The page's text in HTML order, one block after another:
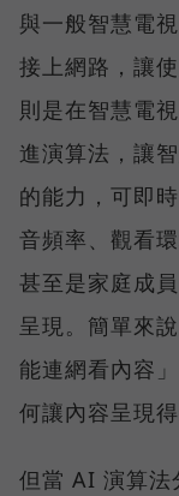
與一般智慧電
接上網路，讓
則是在智慧電
進演算法，讓
的能力，可即
音頻率、觀看
甚至是家庭成
呈現。簡單來
能連網看內容
何讓內容呈現
但當 AI 演算法